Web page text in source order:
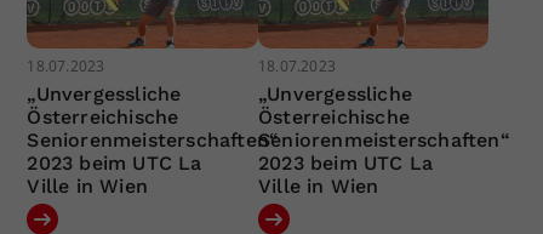
18.07.2023
„Unvergessliche
Österreichische
Seniorenmeisterschaften“
2023 beim UTC La
Ville in Wien
18.07.2023
„Unvergessliche
Österreichische
Seniorenmeisterschaften“
2023 beim UTC La
Ville in Wien